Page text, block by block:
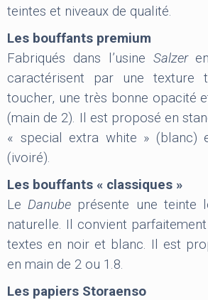
teintes et niveaux de qualité.
Les bouffants premium
Fabriqués dans l’usine Salzeren
caractérisent par une texture
toucher, une très bonne opacité
(main de 2). Il est proposé en
« special extra white » (blanc)
(ivoiré).
Les bouffants « classiques »
LeDanube présente une teinte
naturelle. Il convient parfaitement
textes en noir et blanc. Il est
en main de 2 ou 1.8.
Les papiers Storaenso